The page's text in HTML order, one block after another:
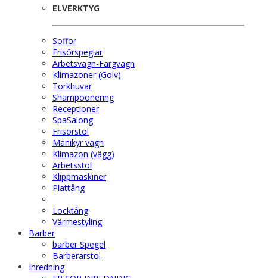
ELVERKTYG
Soffor
Frisörspeglar
Arbetsvagn-Färgvagn
Klimazoner (Golv)
Torkhuvar
Shampoonering
Receptioner
SpaSalong
Frisörstol
Manikyr vagn
Klimazon (vägg)
Arbetsstol
Klippmaskiner
Plattång
Locktång
Värmestyling
Barber
barber Spegel
Barberarstol
Inredning